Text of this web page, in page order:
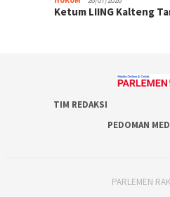
Ketum LIING Kalteng
TIM REDAKSI
PEDOMAN
PARLEMEN